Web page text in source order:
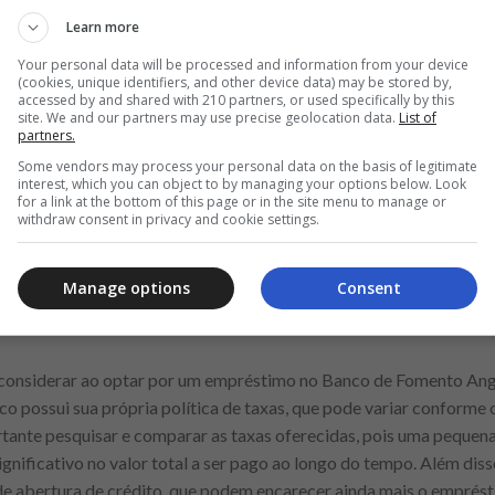
perfis de clientes no Brasil. Ambos os bancos têm como foco
variar. A escolha do banco ideal dependerá das
ambos os bancos são competitivas, mas é importante que os
uma decisão. O Itaú, por ser um banco maior, pode ter mais
variar dependendo do perfil do cliente.
Unibanco tende a ser mais digital e ágil, com opções de
especialmente para empréstimos maiores.
decisivo para aqueles que buscam rapidez na obtenção de
Itaú uma opção mais atraente para clientes que valorizam a
banco Itaú Unibanco: o que você precisa saber
ao optar por um empréstimo no Banco de Fomento
possui sua própria política de taxas, que pode variar
pesquisar e comparar as taxas oferecidas, pois uma
no valor total a ser pago ao longo do tempo. Além
abertura de crédito, que podem encarecer ainda mais o
Learn more
Your personal data will be processed and information from your device
(cookies, unique identifiers, and other device data) may be stored by,
accessed by and shared with 210 partners, or used specifically by this
site. We and our partners may use precise geolocation data. List of
partners.
Some vendors may process your personal data on the basis of legitimate
interest, which you can object to by managing your options below. Look
for a link at the bottom of this page or in the site menu to manage or
withdraw consent in privacy and cookie settings.
Consent
Manage options